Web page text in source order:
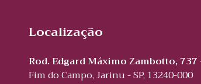
Localização
Rod. Edgard Máximo Zambotto, 737
Fim do Campo, Jarinu - SP, 13240-000